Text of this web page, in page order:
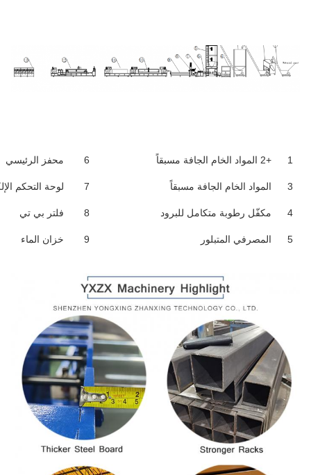
1 +2 المواد الخام الجافة مسبقاً 6 محفز الرئيسي
3 المواد الخام الجافة مسبقاً 7 لوحة التحكم
4 مكفّل رطوبة متكامل للبرود 8 فلتر بي تي
5 المصرفي المتبلور 9 خزان الماء